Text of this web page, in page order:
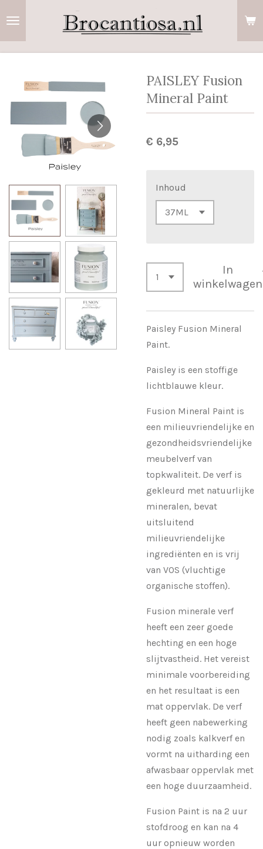
PAISLEY Fusion
Mineral Paint
€ 6,95
Inhoud
In
winkelwagen
Paisley Fusion Mineral
Paint.
Paisley is een stoffige
lichtblauwe kleur.
Fusion Mineral Paint is
een milieuvriendelijke en
gezondheidsvriendelijke
meubelverf van
topkwaliteit. De verf is
gekleurd met natuurlijke
mineralen, bevat
uitsluitend
milieuvriendelijke
ingrediënten en is vrij
van VOS (vluchtige
organische stoffen).
Fusion minerale verf
heeft een zeer goede
hechting en een hoge
slijtvastheid. Het vereist
minimale voorbereiding
en het resultaat is een
mat oppervlak. De verf
heeft geen nabewerking
nodig zoals kalkverf en
vormt na uitharding een
afwasbaar oppervlak met
een hoge duurzaamheid.
Fusion Paint is na 2 uur
stofdroog en kan na 4
uur opnieuw worden